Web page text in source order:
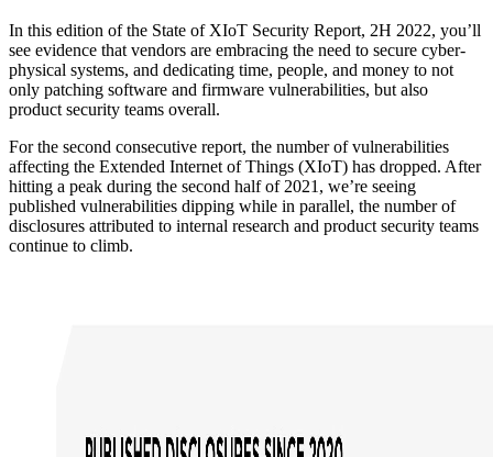
In this edition of the State of XIoT Security Report, 2H 2022, you’ll
see evidence that vendors are embracing the need to secure cyber-
physical systems, and dedicating time, people, and money to not
only patching software and firmware vulnerabilities, but also
product security teams overall.
For the second consecutive report, the number of vulnerabilities
affecting the Extended Internet of Things (XIoT) has dropped. After
hitting a peak during the second half of 2021, we’re seeing
published vulnerabilities dipping while in parallel, the number of
disclosures attributed to internal research and product security teams
continue to climb.